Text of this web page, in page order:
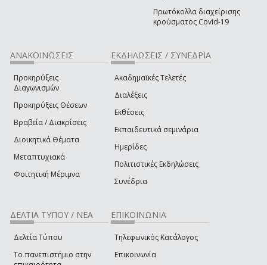
Πρωτόκολλα διαχείρισης
κρούσματος Covid-19
ΑΝΑΚΟΙΝΩΣΕΙΣ
Προκηρύξεις
Διαγωνισμών
Προκηρύξεις Θέσεων
Βραβεία / Διακρίσεις
Διοικητικά Θέματα
Μεταπτυχιακά
Φοιτητική Μέριμνα
ΕΚΔΗΛΩΣΕΙΣ / ΣΥΝΕΔΡΙΑ
Ακαδημαϊκές Τελετές
Διαλέξεις
Εκθέσεις
Εκπαιδευτικά σεμινάρια
Ημερίδες
Πολιτιστικές Εκδηλώσεις
Συνέδρια
ΔΕΛΤΙΑ ΤΥΠΟΥ / ΝΕΑ
Δελτία Τύπου
Το πανεπιστήμιο στην
ΕΠΙΚΟΙΝΩΝΙΑ
Τηλεφωνικός Κατάλογος
Επικοινωνία